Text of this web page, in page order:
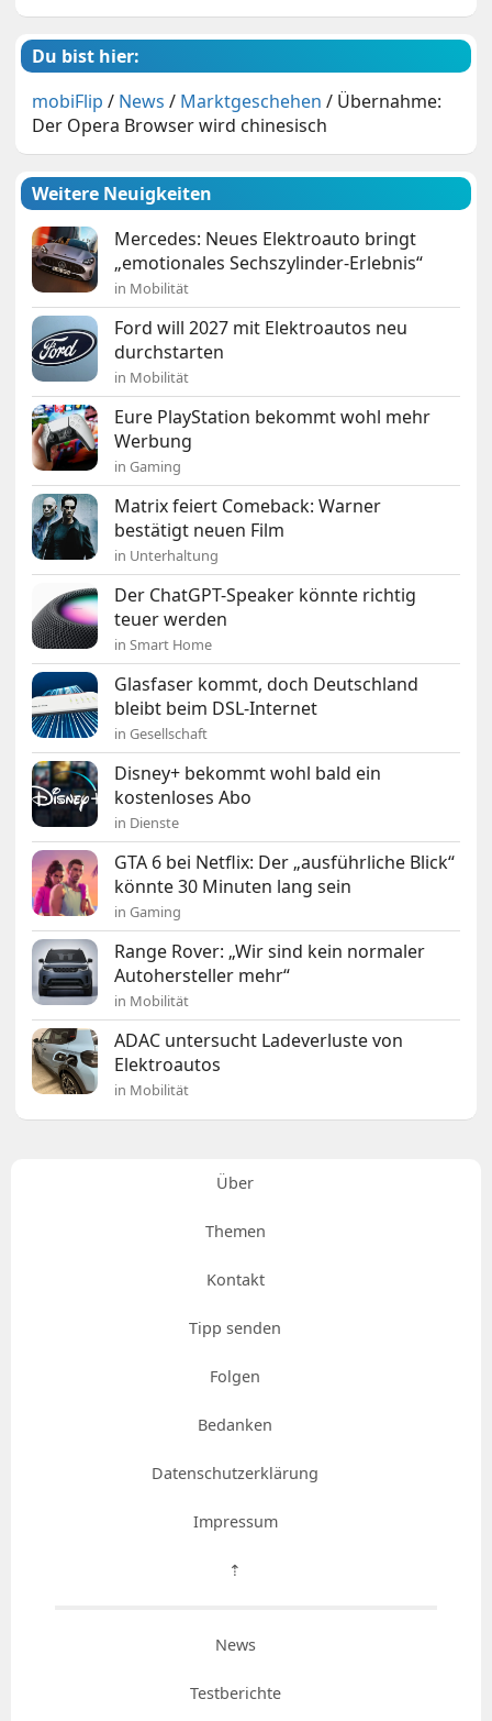
Du bist hier:
mobiFlip / News / Marktgeschehen / Übernahme:
Der Opera Browser wird chinesisch
Weitere Neuigkeiten
Mercedes: Neues Elektroauto bringt
„emotionales Sechszylinder-Erlebnis“
in Mobilität
Ford will 2027 mit Elektroautos neu
durchstarten
in Mobilität
Eure PlayStation bekommt wohl mehr
Werbung
in Gaming
Matrix feiert Comeback: Warner
bestätigt neuen Film
in Unterhaltung
Der ChatGPT-Speaker könnte richtig
teuer werden
in Smart Home
Glasfaser kommt, doch Deutschland
bleibt beim DSL-Internet
in Gesellschaft
Disney+ bekommt wohl bald ein
kostenloses Abo
in Dienste
GTA 6 bei Netflix: Der „ausführliche Blick“
könnte 30 Minuten lang sein
in Gaming
Range Rover: „Wir sind kein normaler
Autohersteller mehr“
in Mobilität
ADAC untersucht Ladeverluste von
Elektroautos
in Mobilität
Über
Themen
Kontakt
Tipp senden
Folgen
Bedanken
Datenschutzerklärung
Impressum
⇡
News
Testberichte